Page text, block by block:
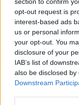
opt-out request is
interest-based ads
us or personal
your opt-out. You
disclosure of your
IAB’s list of
also be disclosed
Downstream
μεταξύ άλλων:
αύξησης
συνοδεύτηκε
κεφαλαίων στην
εμπιστοσύνη